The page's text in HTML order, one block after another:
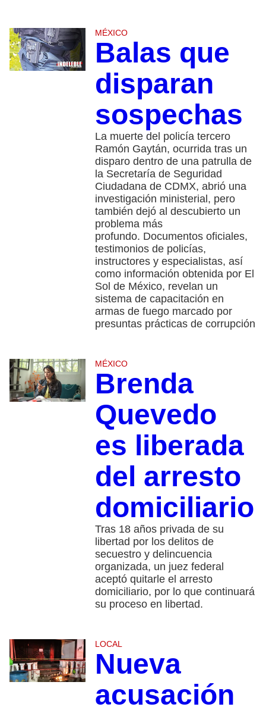
MÉXICO
Balas que
disparan
sospechas
La muerte del policía tercero
Ramón Gaytán, ocurrida tras un
disparo dentro de una patrulla de
la Secretaría de Seguridad
Ciudadana de CDMX, abrió una
investigación ministerial, pero
también dejó al descubierto un
problema más
profundo. Documentos oficiales,
testimonios de policías,
instructores y especialistas, así
como información obtenida por El
Sol de México, revelan un
sistema de capacitación en
armas de fuego marcado por
presuntas prácticas de corrupción
MÉXICO
Brenda
Quevedo
es liberada
del arresto
domiciliario
Tras 18 años privada de su
libertad por los delitos de
secuestro y delincuencia
organizada, un juez federal
aceptó quitarle el arresto
domiciliario, por lo que continuará
su proceso en libertad.
LOCAL
Nueva
acusación